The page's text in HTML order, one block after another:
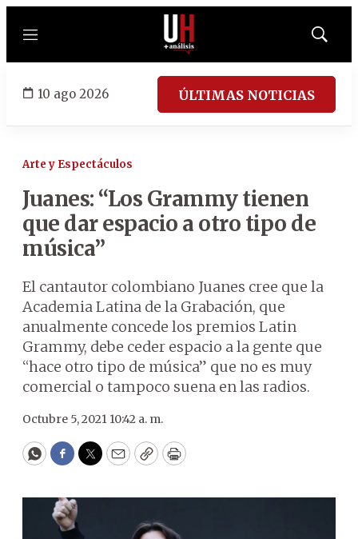
Menú
Mostrar
10 ago 2026 ÚLTIMAS NOTICIAS
Arte y Espectáculos
Juanes: “Los Grammy tienen
que dar espacio a otro tipo de
música”
El cantautor colombiano Juanes cree que la
Academia Latina de la Grabación, que
anualmente concede los premios Latin
Grammy, debe ceder espacio a la gente que
“hace otro tipo de música” que no es muy
comercial o tampoco suena en las radios.
Octubre 5, 2021 10:42 a. m.
WhatsApp
Facebook
Twitter
EmailCopyPrint